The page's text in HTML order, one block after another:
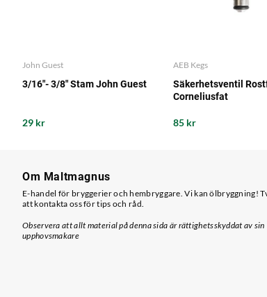
John Guest
3/16"- 3/8" Stam John Guest
29 kr
AEB Kegs
Säkerhetsventil
Corneliusfat
85 kr
Om Maltmagnus
E-handel för bryggerier och hembryggare. Vi kan ölbryggning!
att kontakta oss för tips och råd.
Observera att allt material på denna sida är rättighetsskyddat av sin
upphovsmakare